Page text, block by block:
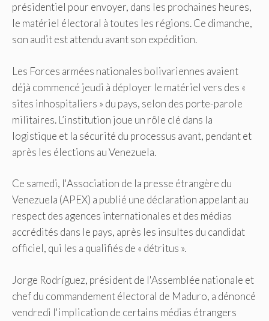
présidentiel pour envoyer, dans les prochaines heures,
le matériel électoral à toutes les régions. Ce dimanche,
son audit est attendu avant son expédition.
Les Forces armées nationales bolivariennes avaient
déjà commencé jeudi à déployer le matériel vers des «
sites inhospitaliers » du pays, selon des porte-parole
militaires. L’institution joue un rôle clé dans la
logistique et la sécurité du processus avant, pendant et
après les élections au Venezuela.
Ce samedi, l'Association de la presse étrangère du
Venezuela (APEX) a publié une déclaration appelant au
respect des agences internationales et des médias
accrédités dans le pays, après les insultes du candidat
officiel, qui les a qualifiés de « détritus ».
Jorge Rodríguez, président de l'Assemblée nationale et
chef du commandement électoral de Maduro, a dénoncé
vendredi l'implication de certains médias étrangers